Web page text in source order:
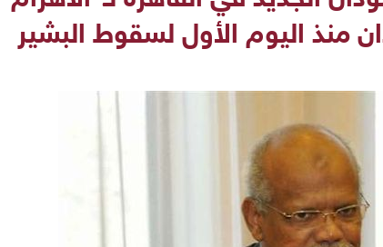
منذ اليوم الأول لسقوط البشير